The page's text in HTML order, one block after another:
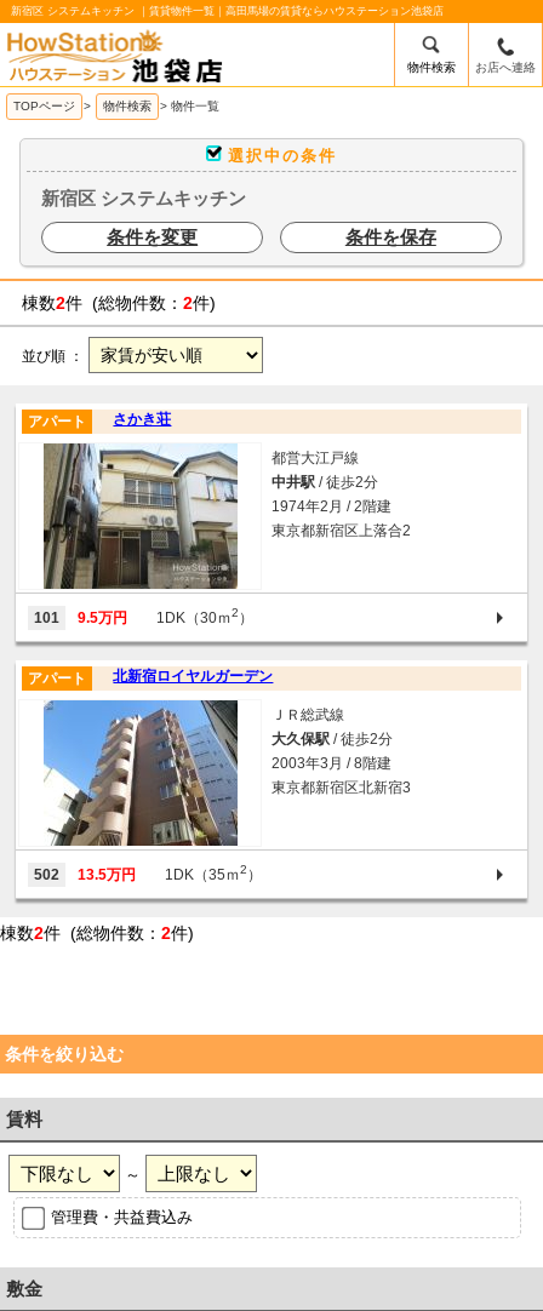
新宿区 システムキッチン ｜賃貸物件一覧｜高田馬場の賃貸ならハウステーション池袋店
/mobile_img/head-logo.png
物件検索 お店へ連絡
TOPページ > 物件検索 > 物件一覧
選択中の条件
新宿区 システムキッチン
条件を変更
条件を保存
棟数2件 (総物件数： 2件)
並び順 ：
さかき荘
アパート
都営大江戸線
中井駅 / 徒歩2分
1974年2月 / 2階建
東京都新宿区上落合2
101 9.5万円 1DK（30ｍ2 ）
北新宿ロイヤルガーデン
アパート
ＪＲ総武線
大久保駅 / 徒歩2分
2003年3月 / 8階建
東京都新宿区北新宿3
502 13.5万円 1DK（35ｍ2 ）
棟数2件 (総物件数： 2件)
条件を絞り込む
賃料
～
管理費・共益費込み
敷金